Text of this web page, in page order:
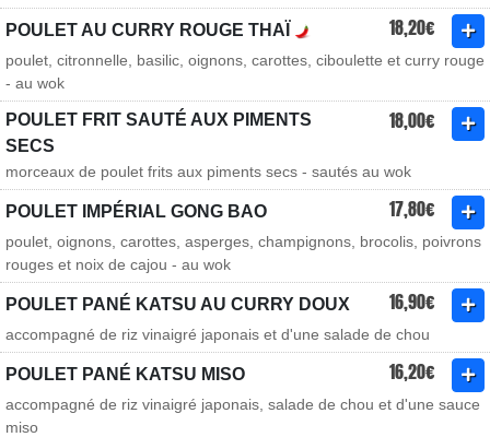
POULET AU CURRY ROUGE THAÏ 18,20€
poulet, citronnelle, basilic, oignons, carottes, ciboulette et curry rouge
- au wok
POULET FRIT SAUTÉ AUX PIMENTS
SECS
18,00€
morceaux de poulet frits aux piments secs - sautés au wok
POULET IMPÉRIAL GONG BAO 17,80€
poulet, oignons, carottes, asperges, champignons, brocolis, poivrons
rouges et noix de cajou - au wok
POULET PANÉ KATSU AU CURRY DOUX 16,90€
accompagné de riz vinaigré japonais et d'une salade de chou
POULET PANÉ KATSU MISO 16,20€
accompagné de riz vinaigré japonais, salade de chou et d'une sauce
miso